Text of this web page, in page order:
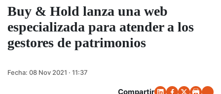
Buy & Hold lanza una web
especializada para atender a los
gestores de patrimonios
Fecha: 08 Nov 2021 · 11:37
Compartir